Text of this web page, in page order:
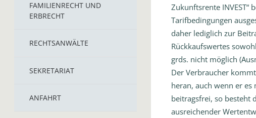
FAMILIENRECHT UND
ERBRECHT
RECHTSANWÄLTE
SEKRETARIAT
ANFAHRT
Zukunftsrente INVEST“
Tarifbedingungen
daher lediglich zur
Rückkaufswertes
grds. nicht möglich
Der Verbraucher
heran, auch wenn er
beitragsfrei, so besteht
ausreichender